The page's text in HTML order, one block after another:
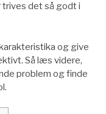
trives det så godt i
og give
Så læs videre,
problem og finde